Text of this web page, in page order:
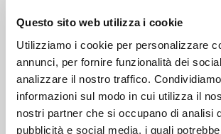
Questo sito web utilizza i cookie
Utilizziamo i cookie per personalizzare
annunci, per fornire funzionalità dei
analizzare il nostro traffico.
informazioni sul modo in cui utilizza il
nostri partner che si occupano di analisi
pubblicità e social media, i quali
più possibile. Le piacerebbe stare (e
per un pò nel Caribe, a Playa del
mamma ...ovviamente a patto che il
segua! Le piace molto l'arancione,
solare. Il suo musicista preferito è
adora "All Night Long" di Lionel Richie.
il suo film preferito è “L'amore non va in